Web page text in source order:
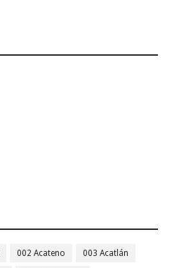
002 Acateno 003 Acatlán